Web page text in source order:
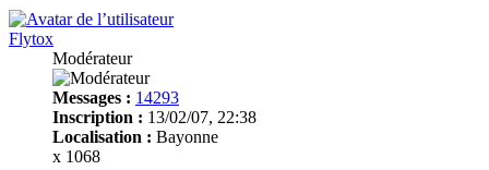
Flytox
Modérateur
Messages : 14293
Inscription : 13/02/07, 22:38
Localisation : Bayonne
x 1068